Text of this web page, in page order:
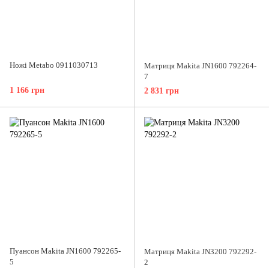
Ножі Metabo 0911030713
1 166 грн
Матриця Makita JN1600 792264-
7
2 831 грн
Пуансон Makita JN1600 792265-
5
Матриця Makita JN3200 792292-
2